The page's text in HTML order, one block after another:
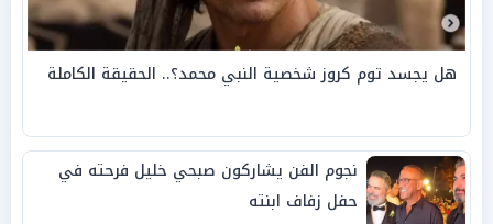
هل يجسد توم كروز شخصية النبي محمد؟.. الحقيقة الكاملة
نجوم الفن يشاركون صبحي خليل فرحته في
حفل زفاف ابنته